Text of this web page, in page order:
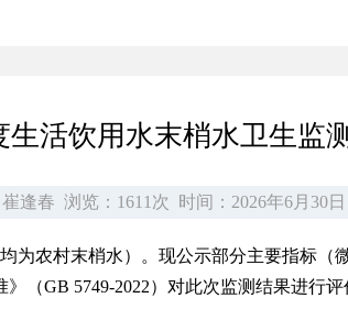
生活饮用水末梢水卫生监
逢春 浏览：1611次 时间：2026年6月30日
农村末梢水）。现公示部分主要指标（
GB 5749-2022）对此次监测结果进行评